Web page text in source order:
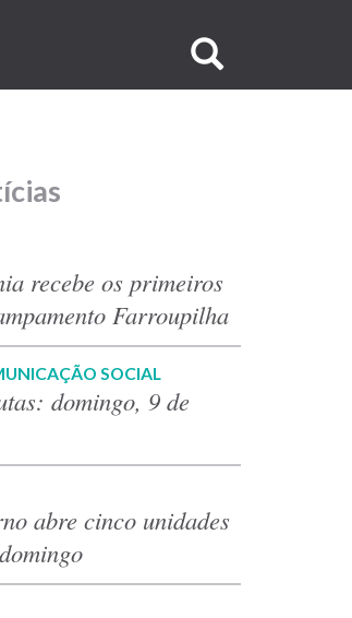
no
recebe os primeiros
Farroupilha
SOCIAL
domingo, 9 de
abre cinco unidades